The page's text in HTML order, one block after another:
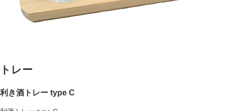
トレー
利き酒トレー type C